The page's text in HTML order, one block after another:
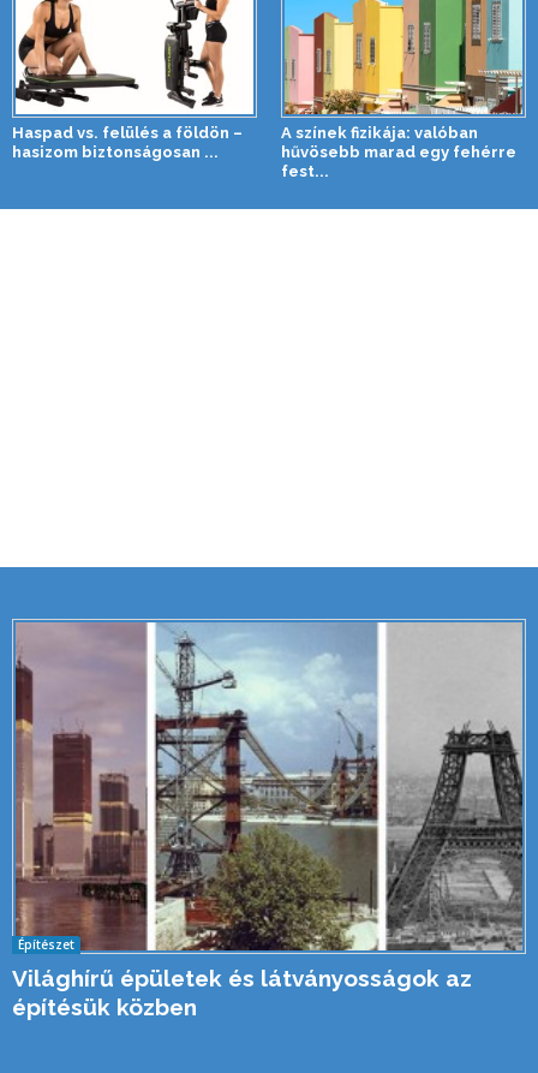
Haspad vs. felülés a földön –
hasizom biztonságosan ...
A színek fizikája: valóban
hűvösebb marad egy fehérre
fest...
Építészet
Világhírű épületek és látványosságok az
építésük közben